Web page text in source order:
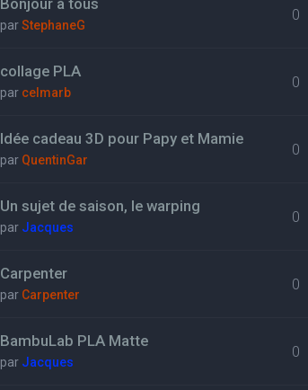
Bonjour à tous
parStephaneG
0
collage PLA
par celmarb
0
Idée cadeau 3D pour Papy et Mamie
par QuentinGar
0
Un sujet de saison, le warping
par Jacques
0
Carpenter
par Carpenter
0
BambuLab PLA Matte
par Jacques
0